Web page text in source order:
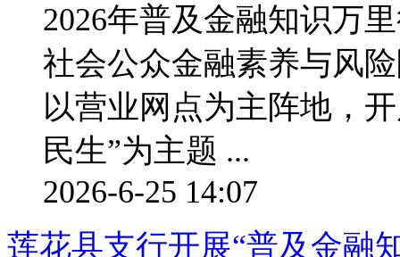
2026年普及金融知识万
社会公众金融素养与风
以营业网点为主阵地，
民生”为主题 ...
2026-6-25 14:07
莲花县支行开展“普及金融